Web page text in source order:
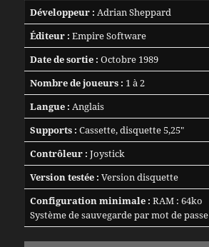
Développeur : Adrian Sheppard
Éditeur : Empire Software
Date de sortie : Octobre 1989
Nombre de joueurs : 1 à 2
Langue : Anglais
Supports : Cassette, disquette 5,25″
Contrôleur : Joystick
Version testée : Version disquette
Configuration minimale : RAM : 64ko
Système de sauvegarde par mot de passe